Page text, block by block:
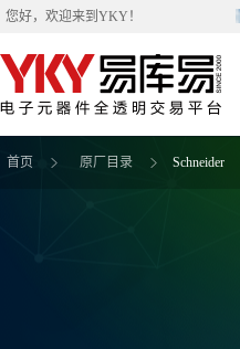
您好，欢迎来到 YKY ！
首页 原厂目录 Schneider